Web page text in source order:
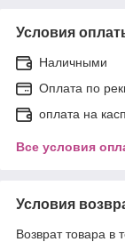
Условия
Наличными
Оплата по
оплата на
Все условия
Условия
Возврат товара в